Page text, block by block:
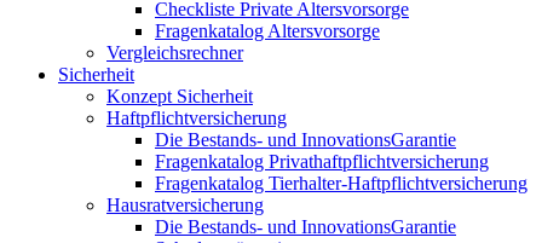
Checkliste Private Altersvorsorge
Fragenkatalog Altersvorsorge
Vergleichsrechner
Sicherheit
Konzept Sicherheit
Haftpflichtversicherung
Die Bestands- und InnovationsGarantie
Fragenkatalog Privathaftpflichtversicherung
Fragenkatalog Tierhalter-Haftpflichtversicherung
Hausratversicherung
Die Bestands- und InnovationsGarantie